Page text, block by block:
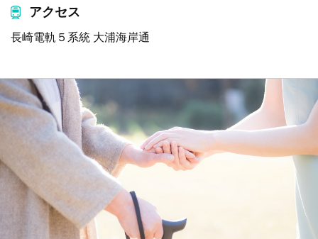
アクセス
長崎電軌５系統 大浦海岸通